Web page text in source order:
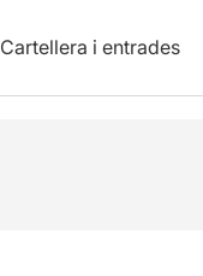
Cartellera i entrades